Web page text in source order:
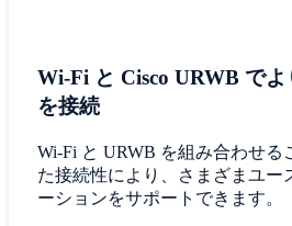
Wi-Fi と Cisco URWB で
を接続
Wi-Fi と URWB を組み合わせる
た接続性により、さまざまユー
ーションをサポートできます。